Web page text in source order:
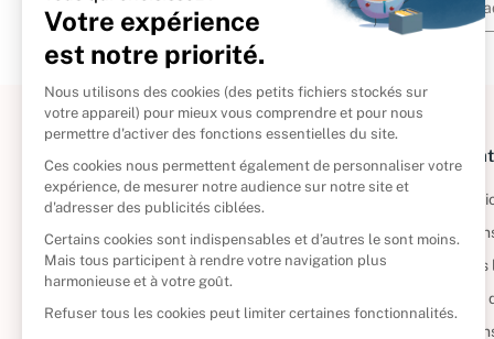
À propos
Politique de retour
Reprendre vos livres
Qui sommes-nous ?